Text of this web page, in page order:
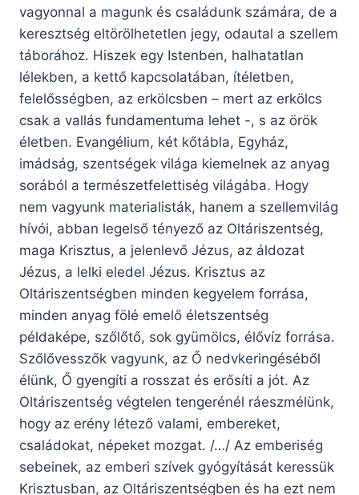
vagyonnal a magunk és családunk számára, de a
keresztség eltörölhetetlen jegy, odautal a szellem
táborához. Hiszek egy Istenben, halhatatlan
lélekben, a kettő kapcsolatában, ítéletben,
felelősségben, az erkölcsben – mert az erkölcs
csak a vallás fundamentuma lehet -, s az örök
életben. Evangélium, két kőtábla, Egyház,
imádság, szentségek világa kiemelnek az anyag
sorából a természetfelettiség világába. Hogy
nem vagyunk materialisták, hanem a szellemvilág
hívói, abban legelső tényező az Oltáriszentség,
maga Krisztus, a jelenlevő Jézus, az áldozat
Jézus, a lelki eledel Jézus. Krisztus az
Oltáriszentségben minden kegyelem forrása,
minden anyag fölé emelő életszentség
példaképe, szőlőtő, sok gyümölcs, élővíz forrása.
Szőlővesszők vagyunk, az Ő nedvkeringéséből
élünk, Ő gyengíti a rosszat és erősíti a jót. Az
Oltáriszentség végtelen tengerénél ráeszmélünk,
hogy az erény létező valami, embereket,
családokat, népeket mozgat. /…/ Az emberiség
sebeinek, az emberi szívek gyógyítását keressük
Krisztusban, az Oltáriszentségben és ha ezt nem